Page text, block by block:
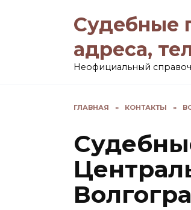
Судебные
адреса,
Неофициальный
ГЛАВНАЯ » КОНТАКТЫ »